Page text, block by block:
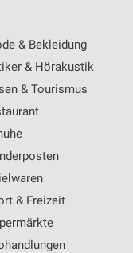
& Bekleidung
& Hörakustik
& Tourismus
& Freizeit